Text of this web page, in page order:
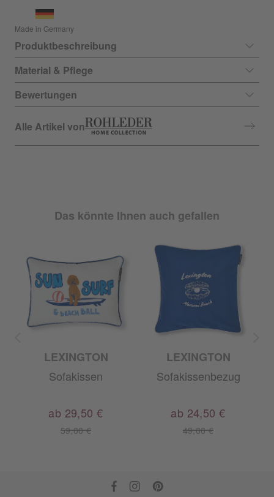
Made in Germany
Produktbeschreibung
Material & Pflege
Bewertungen
Alle Artikel von
Das könnte Ihnen auch gefallen
LEXINGTON
Sofakissen
59,00 €
ab 29,50 €
LEXINGTON
Sofakissenbezug
49,00 €
ab 24,50 €